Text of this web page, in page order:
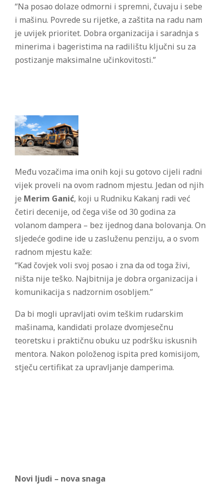
“Na posao dolaze odmorni i spremni, čuvaju i sebe
i mašinu. Povrede su rijetke, a zaštita na radu nam
je uvijek prioritet. Dobra organizacija i saradnja s
minerima i bageristima na radilištu ključni su za
postizanje maksimalne učinkovitosti.”
Među vozačima ima onih koji su gotovo cijeli radni
vijek proveli na ovom radnom mjestu. Jedan od njih
je Merim Ganić, koji u Rudniku Kakanj radi već
četiri decenije, od čega više od 30 godina za
volanom dampera – bez ijednog dana bolovanja. On
sljedeće godine ide u zasluženu penziju, a o svom
radnom mjestu kaže:
“Kad čovjek voli svoj posao i zna da od toga živi,
ništa nije teško. Najbitnija je dobra organizacija i
komunikacija s nadzornim osobljem.”
Da bi mogli upravljati ovim teškim rudarskim
mašinama, kandidati prolaze dvomjesečnu
teoretsku i praktičnu obuku uz podršku iskusnih
mentora. Nakon položenog ispita pred komisijom,
stječu certifikat za upravljanje damperima.
Novi ljudi – nova snaga